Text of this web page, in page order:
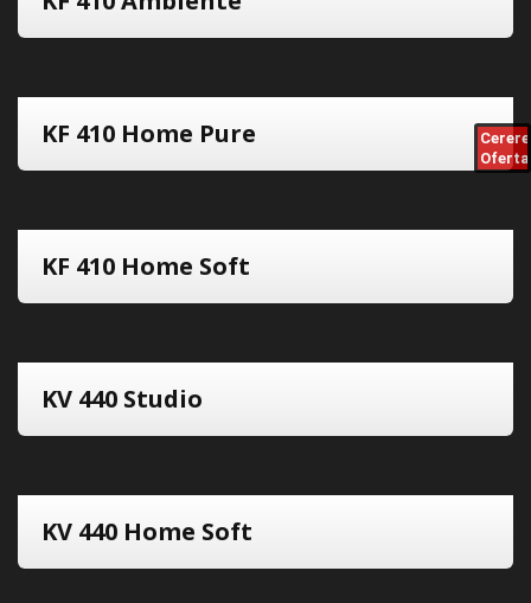
KF 410 Home Pure
KF 410 Home Soft
KV 440 Studio
KV 440 Home Soft
Cerere
Oferta